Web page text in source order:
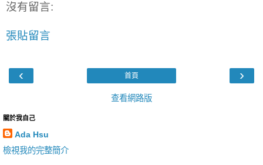
沒有留言:
張貼留言
‹ ›
首頁
查看網路版
關於我自己
Ada Hsu
檢視我的完整簡介